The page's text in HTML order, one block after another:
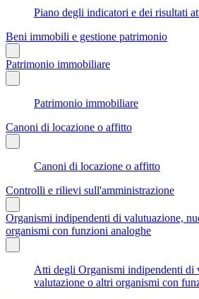
Piano degli indicatori e dei risultati
Beni immobili e gestione patrimonio
Patrimonio immobiliare
Patrimonio immobiliare
Canoni di locazione o affitto
Canoni di locazione o affitto
Controlli e rilievi sull'amministrazione
Organismi indipendenti di valutuazione,
organismi con funzioni analoghe
Atti degli Organismi indipendenti di
valutazione o altri organismi con